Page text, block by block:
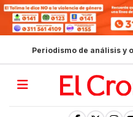
Periodismo de análisis y